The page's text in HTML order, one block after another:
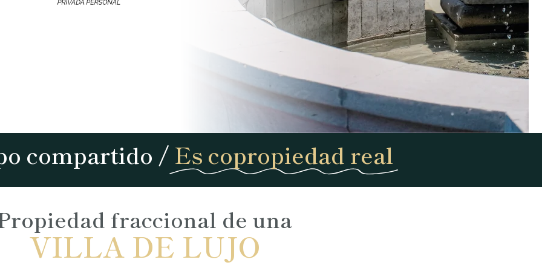
compartido / Es copropiedad real
fraccional de una
VILLA DE LUJO